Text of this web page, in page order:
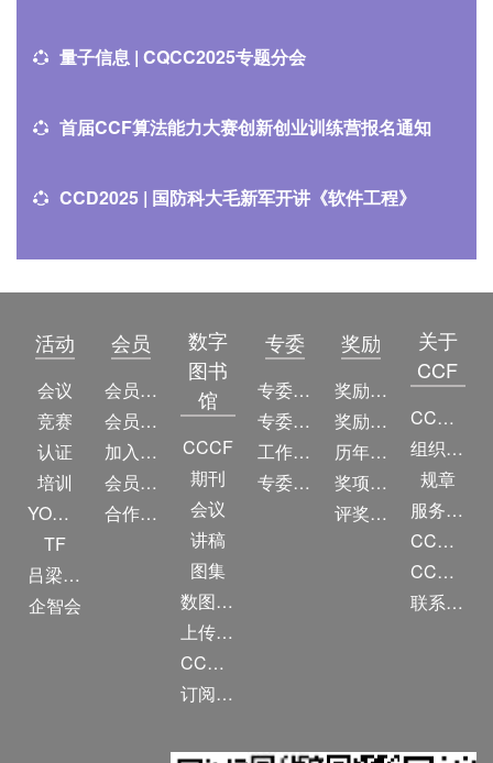
量子信息 | CQCC2025专题分会
首届CCF算法能力大赛创新创业训练营报名通知
CCD2025 | 国防科大毛新军开讲《软件工程》
活动
会议
竞赛
认证
培训
YOCSEF
TF
吕梁振兴
企智会
会员
会员简介
会员权益
加入CCF
会员交费
合作伙伴
数字
图书
馆
CCCF
期刊
会议
讲稿
图集
数图编审委员会
上传/发布作品
CCF DL Focus
订阅《计算》
专委
专委简介
专委条例
工作问答
专委名单
奖励
奖励动态
奖励目录
历年获奖名单
奖项推荐
评奖条例
关于
CCF
CCF简介
组织机构
规章
服务项目
CCF大事记
CCF创建60周年
联系我们